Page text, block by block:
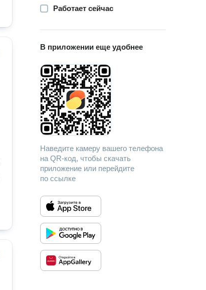
Работает сейчас
В приложении еще удобнее
Наведите камеру вашего телефона
на QR-код, чтобы скачать
приложение или перейдите
по ссылке